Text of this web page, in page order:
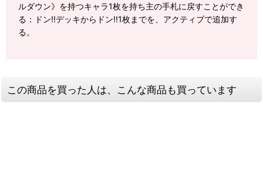
ルダウン》を持つキャラ1枚を持ち主の手札に戻すことができ
る：ドン!!デッキからドン!!1枚までを、アクティブで追加す
る。
この商品を買った人は、こんな商品も買っています